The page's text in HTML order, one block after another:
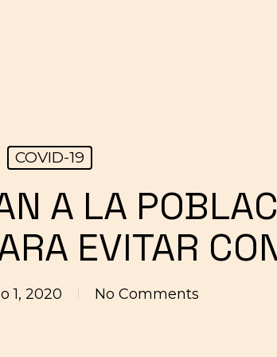
COVID-19
A LA
EVITAR
1, 2020 No Comments